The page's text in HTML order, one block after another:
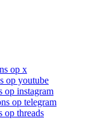
op x
op youtube
op instagram
op telegram
op threads